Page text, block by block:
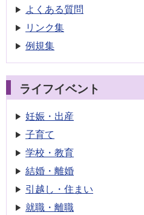
よくある質問
リンク集
例規集
ライフイベント
妊娠・出産
子育て
学校・教育
結婚・離婚
引越し・住まい
就職・離職